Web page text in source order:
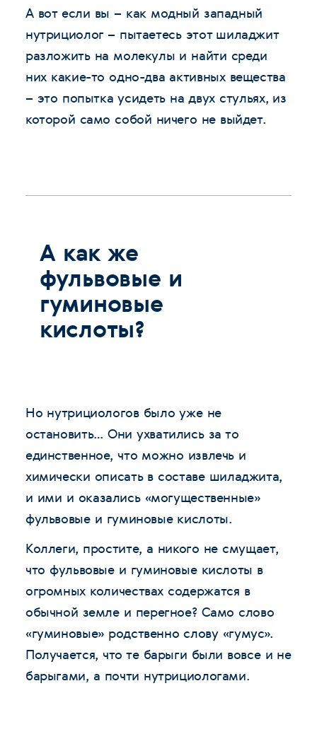
А вот если вы – как модный западный
нутрициолог – пытаетесь этот шиладжит
разложить на молекулы и найти среди
них какие-то одно-два активных вещества
– это попытка усидеть на двух стульях, из
которой само собой ничего не выйдет.
А как же
фульвовые и
гуминовые
кислоты?
Но нутрициологов было уже не
остановить… Они ухватились за то
единственное, что можно извлечь и
химически описать в составе шиладжита,
и ими и оказались «могущественные»
фульвовые и гуминовые кислоты.
Коллеги, простите, а никого не смущает,
что фульвовые и гуминовые кислоты в
огромных количествах содержатся в
обычной земле и перегное? Само слово
«гуминовые» родственно слову «гумус».
Получается, что те барыги были вовсе и не
барыгами, а почти нутрициологами.